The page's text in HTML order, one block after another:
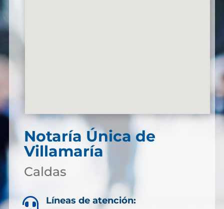
Notaría Única de
Villamaría
Caldas
 Líneas de atención: